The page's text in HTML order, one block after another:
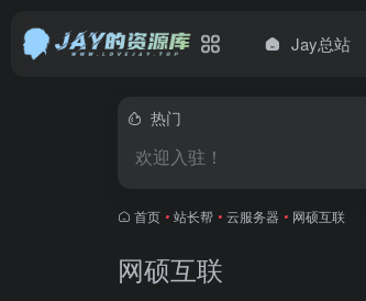
Jay总站
热门
欢迎入驻！
首页 • 站长帮 • 云服务器 • 网硕互联
网硕互联